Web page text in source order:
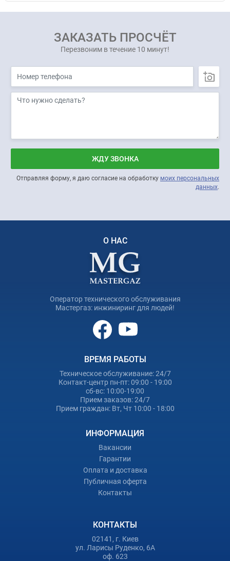
ЗАКАЗАТЬ ПРОСЧЁТ
Перезвоним в течение 10 минут!
ЖДУ ЗВОНКА
Отправляя форму, я даю согласие на обработку моих персональных
данных.
О НАС
Оператор технического обслуживания
Мастергаз: инжиниринг для людей!
ВРЕМЯ РАБОТЫ
Техническое обслуживание: 24/7
Контакт-центр пн-пт: 09:00 - 19:00
сб-вс: 10:00-19:00
Прием заказов: 24/7
Прием граждан: Вт, Чт 10:00 - 18:00
ИНФОРМАЦИЯ
Вакансии
Гарантии
Оплата и доставка
Публичная оферта
Контакты
КОНТАКТЫ
02141, г. Киев
ул. Ларисы Руденко, 6А
оф. 623